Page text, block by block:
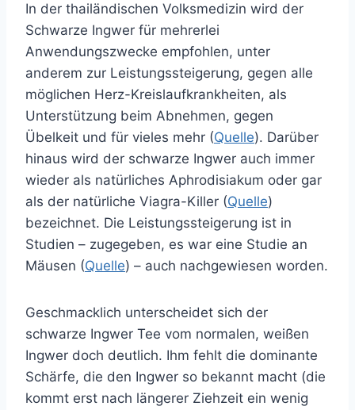
In der thailändischen Volksmedizin wird der
Schwarze Ingwer für mehrerlei
Anwendungszwecke empfohlen, unter
anderem zur Leistungssteigerung, gegen alle
möglichen Herz-Kreislaufkrankheiten, als
Unterstützung beim Abnehmen, gegen
Übelkeit und für vieles mehr (Quelle). Darüber
hinaus wird der schwarze Ingwer auch immer
wieder als natürliches Aphrodisiakum oder gar
als der natürliche Viagra-Killer (Quelle)
bezeichnet. Die Leistungssteigerung ist in
Studien – zugegeben, es war eine Studie an
Mäusen (Quelle) – auch nachgewiesen worden.
Geschmacklich unterscheidet sich der
schwarze Ingwer Tee vom normalen, weißen
Ingwer doch deutlich. Ihm fehlt die dominante
Schärfe, die den Ingwer so bekannt macht (die
kommt erst nach längerer Ziehzeit ein wenig